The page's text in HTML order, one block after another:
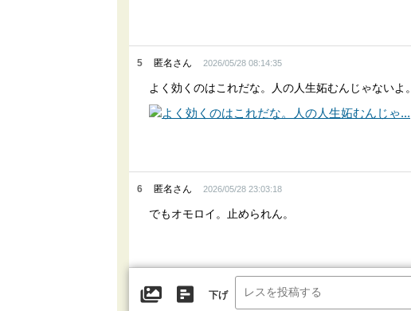
5 匿名さん 2026/05/28 08:14:35
よく効くのはこれだな。人の人生妬むんじゃないよ。
6 匿名さん 2026/05/28 23:03:18
でもオモロイ。止められん。
下げ